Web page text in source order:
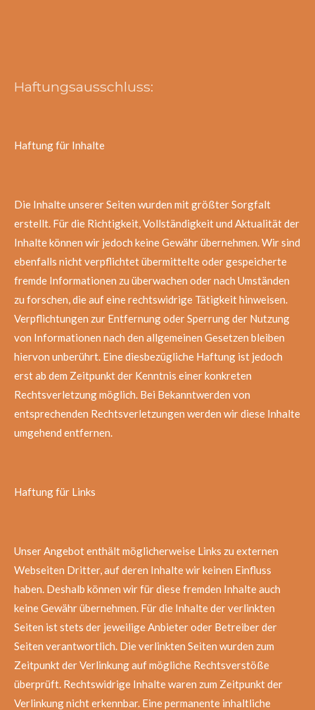
Haftungsausschluss:
Haftung für Inhalte
Die Inhalte unserer Seiten wurden mit größter Sorgfalt
erstellt. Für die Richtigkeit, Vollständigkeit und Aktualität der
Inhalte können wir jedoch keine Gewähr übernehmen.Wir sind
ebenfalls nicht verpflichtetübermittelte oder gespeicherte
fremde Informationen zu überwachen oder nach Umständen
zu forschen, die auf eine rechtswidrige Tätigkeit hinweisen.
Verpflichtungen zur Entfernung oder Sperrung der Nutzung
von Informationen nach den allgemeinen Gesetzen bleiben
hiervon unberührt. Eine diesbezügliche Haftung ist jedoch
erst ab dem Zeitpunkt der Kenntnis einer konkreten
Rechtsverletzung möglich. Bei Bekanntwerden von
entsprechenden Rechtsverletzungen werden wir diese Inhalte
umgehend entfernen.
Haftung für Links
Unser Angebot enthältmöglicherweise Links zu externen
Webseiten Dritter, auf deren Inhalte wir keinen Einfluss
haben. Deshalb können wir für diese fremden Inhalte auch
keine Gewähr übernehmen. Für die Inhalte der verlinkten
Seiten ist stets der jeweilige Anbieter oder Betreiber der
Seiten verantwortlich. Die verlinkten Seiten wurden zum
Zeitpunkt der Verlinkung auf mögliche Rechtsverstöße
überprüft. Rechtswidrige Inhalte waren zum Zeitpunkt der
Verlinkung nicht erkennbar. Eine permanente inhaltliche